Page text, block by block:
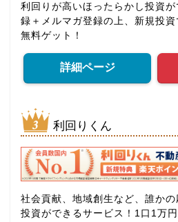
利回りが高いほったらかし投資
録＋メルマガ登録の上、新規投
無料ゲット！
詳細ページ
利回りくん
社会貢献、地域創生など、誰か
投資ができるサービス！1口1万